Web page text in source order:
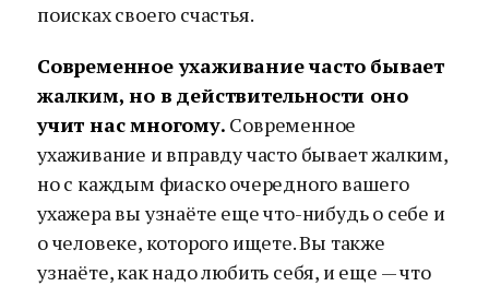
поисках своего счастья.
Современное ухаживание часто бывает
жалким, но в действительности оно
учит нас многому. Современное
ухаживание и вправду часто бывает жалким,
но с каждым фиаско очередного вашего
ухажера вы узнаёте еще что-нибудь о себе и
о человеке, которого ищете. Вы также
узнаёте, как надо любить себя, и еще — что